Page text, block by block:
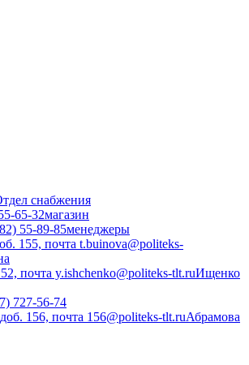
снабжения
65-32магазин
55-89-85менеджеры
155, почта t.buinova@politeks-
почта y.ishchenko@politeks-tlt.ruИщенко
727-56-74
156, почта 156@politeks-tlt.ruАбрамова